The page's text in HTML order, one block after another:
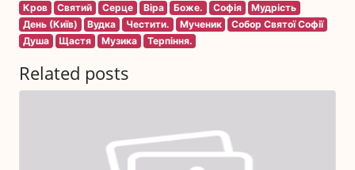
Кров Святий Серце Віра Боже. Софія
Мудрість
День (Київ)
Вудка Честити. Мученик
Собор Святої Софії
Душа
Щастя Музика Терпіння.
Related posts